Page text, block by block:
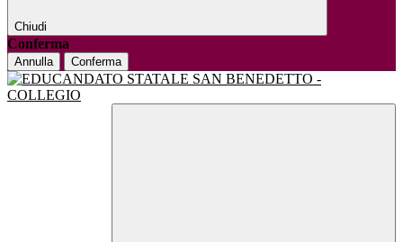
Chiudi
Conferma
Annulla Conferma